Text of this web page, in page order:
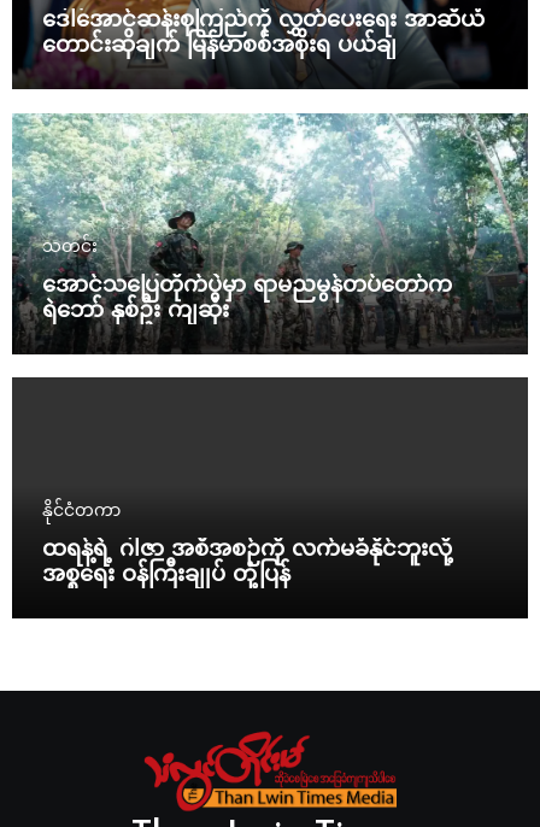
ဒေါ်အောင်ဆန်းစုကြည်ကို လွှတ်ပေးရေး အာဆီယံ
တောင်းဆိုချက် မြန်မာစစ်အစိုးရ ပယ်ချ
သတင်း
အောင်သပြေတိုက်ပွဲမှာ ရာမညမွန်တပ်တော်က
ရဲဘော် နှစ်ဦး ကျဆုံး
နိုင်ငံတကာ
ထရန့်ရဲ့ ဂါဇာ အစီအစဉ်ကို လက်မခံနိုင်ဘူးလို့
အစ္စရေး ဝန်ကြီးချုပ် တုံ့ပြန်